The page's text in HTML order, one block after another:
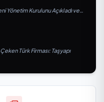
Yönetim Kurulunu Açıkladı ve
Türk Firması: Taşyapı